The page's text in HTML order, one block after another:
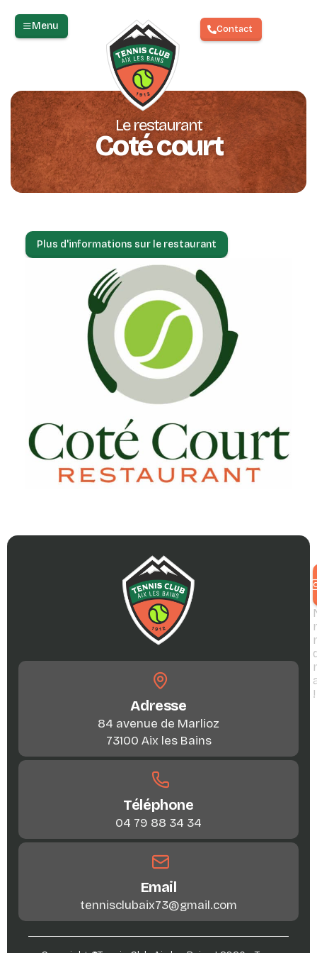
Menu Contact
Le restaurant
Coté court
Plus d'informations sur le restaurant
Adresse
84 avenue de Marlioz
73100 Aix les Bains
Téléphone
04 79 88 34 34
Email
tennisclubaix73@gmail.com
!